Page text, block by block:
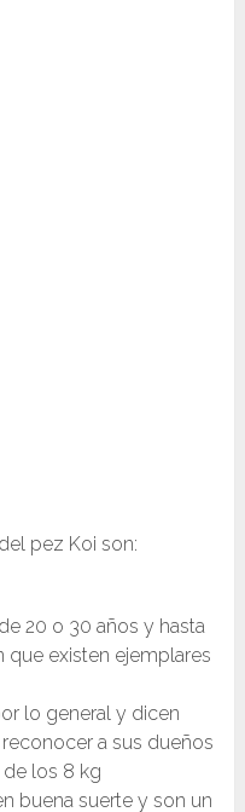
pez Koi son:
20 o 30 años y hasta
que existen ejemplares
lo general y dicen
a sus dueños
los 8 kg
buena suerte y son un